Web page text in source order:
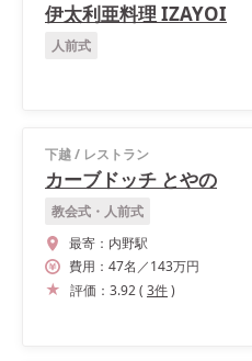
伊太利亜料理 IZAYOI
人前式
下越/ レストラン
カーブドッチ とやの
教会式・人前式
最寄： 内野駅
費用： 47名 ／143万円
評価： 3.92( 3件)